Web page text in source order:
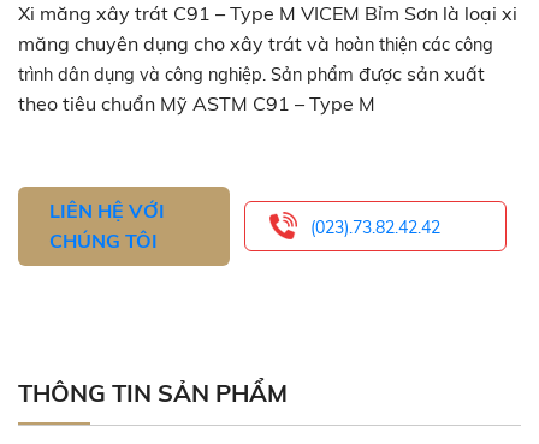
Xi măng xây trát C91 – Type M VICEM Bỉm Sơn là loại xi
măng chuyên dụng cho xây trát và hoàn thiện các công
trình dân dụng và công nghiệp. Sản phẩm được sản xuất
theo tiêu chuẩn Mỹ ASTM C91 – Type M
LIÊN HỆ VỚI
CHÚNG TÔI
(023).73.82.42.42
THÔNG TIN SẢN PHẨM